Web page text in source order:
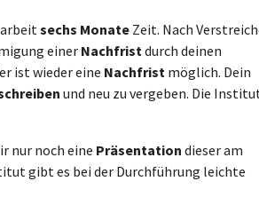
sechs Monate Zeit. Nach
einer Nachfristdurch deinen
ist wieder eine Nachfrist möglich. Dein
und neu zu vergeben. Die
nur noch eine Präsentation dieser am
gibt es bei der Durchführung leichte